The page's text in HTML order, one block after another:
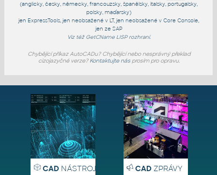
(anglicky, česky, německy, francouzsky, španělsky, italsky, portugalsky,
polsky, maďarsky)
jen ExpressTools , jen neobsažené v LT, jen neobsažené v Core Console
jen ze SAP
Viz též GetCNameLISP rozhraní.
Chybějící příkaz AutoCADu? Chybějící nebo nesprávný překlad
cizojazyčné verze? Kontaktujte násprosím pro opravu.
CADNÁSTROJE CADZPRÁVY